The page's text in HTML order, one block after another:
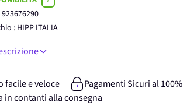
923676290
: HIPP ITALIA
facile e veloce
Pagamenti Sicuri al 100%
in contanti alla consegna